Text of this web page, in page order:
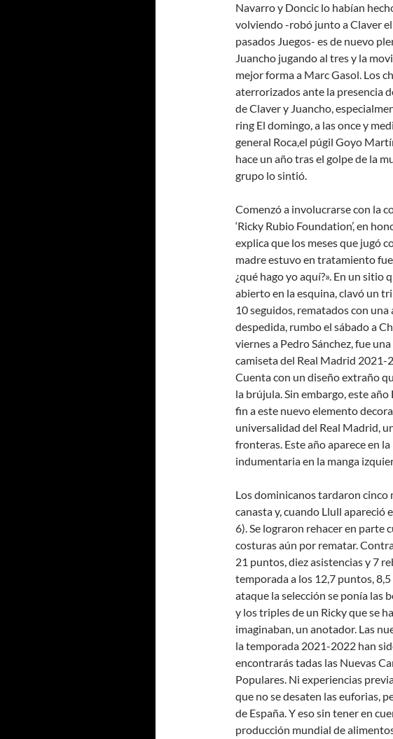
Navarro y Doncic lo habían
volviendo -robó junto a Claver
pasados Juegos- es de nuevo
Juancho jugando al tres y la
mejor forma a Marc Gasol. Los
aterrorizados ante la presencia
de Claver y Juancho,
ring El domingo, a las once y
general Roca,el púgil Goyo
hace un año tras el golpe de la
grupo lo sintió.
Comenzó a involucrarse con la
‘Ricky Rubio Foundation’, en
explica que los meses que jugó
madre estuvo en tratamiento
¿qué hago yo aquí?». En un
abierto en la esquina, clavó un
10 seguidos, rematados con una
despedida, rumbo el sábado a
viernes a Pedro Sánchez, fue
camiseta del Real Madrid
Cuenta con un diseño extraño
la brújula. Sin embargo, este
fin a este nuevo elemento
universalidad del Real Madrid,
fronteras. Este año aparece en
indumentaria en la manga
Los dominicanos tardaron
canasta y, cuando Llull apareció
6). Se lograron rehacer en parte
costuras aún por rematar.
21 puntos, diez asistencias y 7
temporada a los 12,7 puntos,
ataque la selección se ponía las
y los triples de un Ricky que se
imaginaban, un anotador. Las
la temporada 2021-2022 han
encontrarás tadas las Nuevas
Populares. Ni experiencias
que no se desaten las euforias,
de España. Y eso sin tener en
producción mundial de